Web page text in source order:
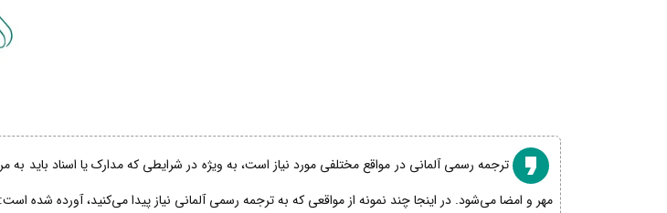
ترجمه رسمی آلمانی در مواقع مختلفی مورد نیاز است، به ویژه در شرایطی که مدارک یا اسناد باید
مهر و امضا می‌شود. در اینجا چند نمونه از مواقعی که به ترجمه رسمی آلمانی نیاز پیدا می‌کنید، آورده شده است: